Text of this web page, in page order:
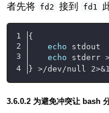
者先将 fd2 接到 fd1
{
echo stdout
echo stderr
} >/dev/null 2>&1
为避免冲突让 bash